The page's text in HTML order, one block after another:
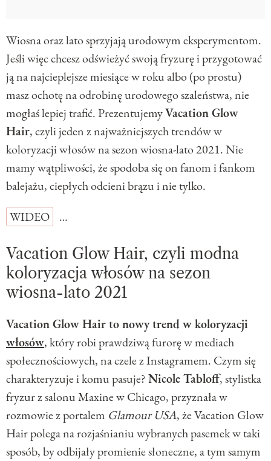
Wiosna oraz lato sprzyjają urodowym eksperymentom.
Jeśli więc chcesz odświeżyć swoją fryzurę i przygotować
ją na najcieplejsze miesiące w roku albo (po prostu)
masz ochotę na odrobinę urodowego szaleństwa, nie
mogłaś lepiej trafić. PrezentujemyVacation Glow
Hair, czyli jeden z najważniejszych trendów w
koloryzacji włosów na sezon wiosna-lato 2021. Nie
mamy wątpliwości, że spodoba się on fanom i fankom
balejażu, ciepłych odcieni brązu i nie tylko.
WIDEO
…
Vacation Glow Hair, czyli modna
koloryzacja włosów na sezon
wiosna-lato 2021
Vacation Glow Hair to nowy trend w koloryzacji
włosów, który robi prawdziwą furorę w mediach
społecznościowych, na czele z Instagramem. Czym się
charakteryzuje i komu pasuje?Nicole Tabloff, stylistka
fryzur z salonu Maxine w Chicago, przyznała w
rozmowie z portalem Glamour USA, że Vacation Glow
Hair polega na rozjaśnianiu wybranych pasemek w taki
sposób, by odbijały promienie słoneczne, a tym samym